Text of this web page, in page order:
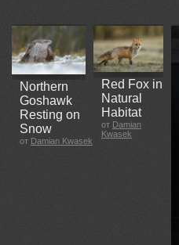
Northern
Goshawk
Resting on
Snow
от Damian Kwasek
Red Fox in
Natural
Habitat
от Damian
Kwasek